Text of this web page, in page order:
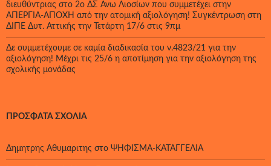
διευθύντριας στο 2ο ΔΣ Άνω Λιοσίων που συμμετέχει στην
ΑΠΕΡΓΙΑ-ΑΠΟΧΗ από την ατομική αξιολόγηση! Συγκέντρωση στη
ΔΙΠΕ Δυτ. Αττικής την Τετάρτη 17/6 στις 9πμ
Δε συμμετέχουμε σε καμία διαδικασία του ν.4823/21 για την
αξιολόγηση! Μέχρι τις 25/6 η αποτίμηση για την αξιολόγηση της
σχολικής μονάδας
ΠΡΌΣΦΑΤΑ ΣΧΌΛΙΑ
Δημητρης Αθυμαριτης στο ΨΗΦΙΣΜΑ-ΚΑΤΑΓΓΕΛΙΑ